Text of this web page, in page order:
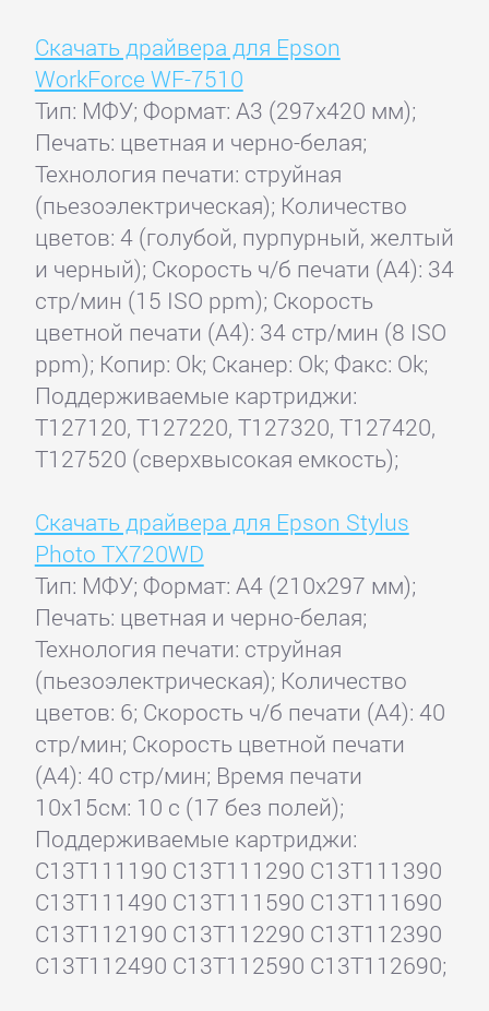
Скачать драйвера для Epson
WorkForce WF-7510
Тип: МФУ; Формат: A3 (297x420 мм);
Печать: цветная и черно-белая;
Технология печати: струйная
(пьезоэлектрическая); Количество
цветов: 4 (голубой, пурпурный, желтый
и черный); Скорость ч/б печати (А4): 34
стр/мин (15 ISO ppm); Скорость
цветной печати (А4): 34 стр/мин (8 ISO
ppm); Копир: Ok; Сканер: Ok; Факс: Ok;
Поддерживаемые картриджи:
T127120, T127220, T127320, T127420,
T127520 (сверхвысокая емкость);
Скачать драйвера для Epson Stylus
Photo TX720WD
Тип: МФУ; Формат: A4 (210x297 мм);
Печать: цветная и черно-белая;
Технология печати: струйная
(пьезоэлектрическая); Количество
цветов: 6; Скорость ч/б печати (А4): 40
стр/мин; Скорость цветной печати
(А4): 40 стр/мин; Время печати
10x15см: 10 с (17 без полей);
Поддерживаемые картриджи:
C13T111190 C13T111290 C13T111390
C13T111490 C13T111590 C13T111690
C13T112190 C13T112290 C13T112390
C13T112490 C13T112590 C13T112690;